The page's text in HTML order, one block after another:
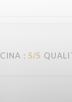
: 5/5